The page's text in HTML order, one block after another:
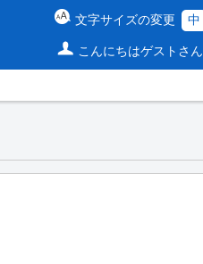
文字サイズの変更 中
こんにちはゲストさん